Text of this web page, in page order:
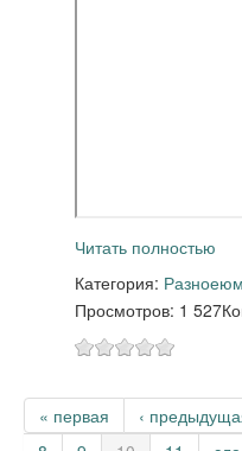
Читать полностью
Категория: Разное
Просмотров: 1 527
Страницы
« первая ‹